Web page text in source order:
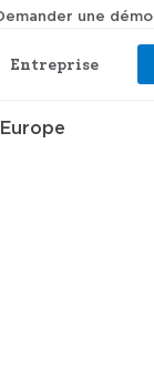
Entreprise
une démo